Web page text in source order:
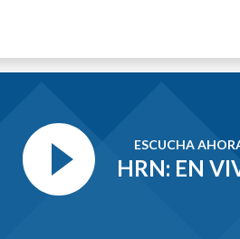
ESCUCHA
HRN: EN